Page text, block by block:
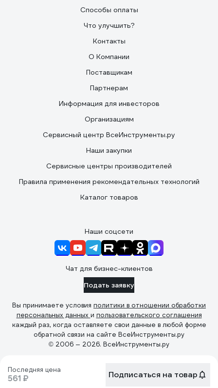
Последняя цена
561 ₽ Подписаться на товар
Способы оплаты
Что улучшить?
Контакты
О Компании
Поставщикам
Партнерам
Информация для инвесторов
Организациям
Сервисный центр ВсеИнструменты.ру
Наши закупки
Сервисные центры производителей
Правила применения рекомендательных технологий
Каталог товаров
Наши соцсети
Чат для бизнес-клиентов
Подать заявку
Вы принимаете условия политики в отношении обработки
персональных данных и пользовательского соглашения
каждый раз, когда оставляете свои данные в любой форме
обратной связи на сайте ВсеИнструменты.ру
© 2006 — 2026. ВсеИнструменты.ру